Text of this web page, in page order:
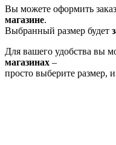
Вы можете оформить
магазине.
Выбранный размер будет
Для вашего удобства вы
магазинах –
просто выберите размер,